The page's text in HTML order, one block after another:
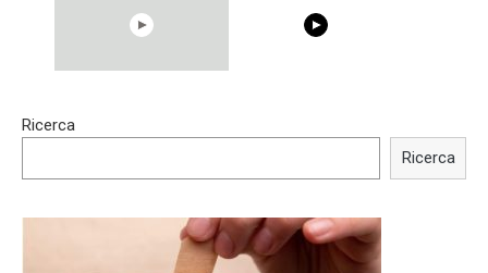
Trying BOLLYWOOD
Shocking illusion - Pretty
Ricerca
Ricerca